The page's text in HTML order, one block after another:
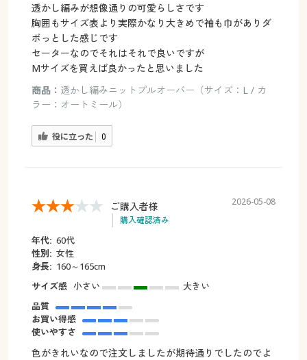
透かし編みが想像通りの可愛らしさです
胸囲もサイズ表より実際かなり大きめで袖も巾がありダ
ボっとした感じです
セーターなのでそれはそれで良いですが
Mサイズを買えば良かったと思いました
商品： 透かし編みニットプルオーバー（サイズ：L / カ
ラー：オートミール）
役に立った 0
ご購入者様
購入確認済み
2026-05-08
年代: 60代
性別: 女性
身長: 160～165cm
サイズ感 小さい
大きい
品質
お買い得感
使いやすさ
色がきれいなので注文しましたが期待通りでしたのでよ